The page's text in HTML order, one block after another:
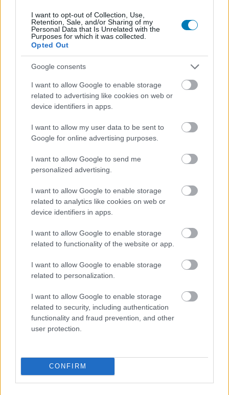
I want to opt-out of Collection, Use,
Retention, Sale, and/or Sharing of my
Personal Data that Is Unrelated with the
Purposes for which it was collected.
Opted Out
Google consents
I want to allow Google to enable storage
related to advertising like cookies on web or
device identifiers in apps.
I want to allow my user data to be sent to
Google for online advertising purposes.
I want to allow Google to send me
personalized advertising.
I want to allow Google to enable storage
related to analytics like cookies on web or
device identifiers in apps.
I want to allow Google to enable storage
related to functionality of the website or app.
I want to allow Google to enable storage
related to personalization.
I want to allow Google to enable storage
related to security, including authentication
functionality and fraud prevention, and other
user protection.
CONFIRM
Jason Sudeikis elárulta, mely ikonikus
emléktárgyakat nyúlta le a Ted Lasso kellékei közül
bronson.men| 2024.01.13 20:55
Ahogyan a nézőkkel, úgy a szereplőkkel is örökre összenőtt
Miután tavaly véget ért…
puliwood.hu| 2023.06.11 18:00
Tíz éve még egy ötperces NBC-reklámfilmben tűnt fel, ma
már mindenki kedvenc tengerentúli Premier League-edzője.